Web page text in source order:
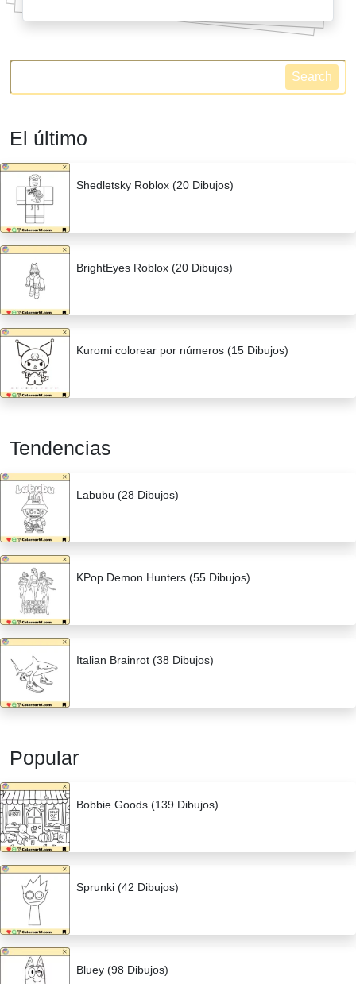
Search
El último
Shedletsky Roblox (20 Dibujos)
BrightEyes Roblox (20 Dibujos)
Kuromi colorear por números (15 Dibujos)
Tendencias
Labubu (28 Dibujos)
KPop Demon Hunters (55 Dibujos)
Italian Brainrot (38 Dibujos)
Popular
Bobbie Goods (139 Dibujos)
Sprunki (42 Dibujos)
Bluey (98 Dibujos)